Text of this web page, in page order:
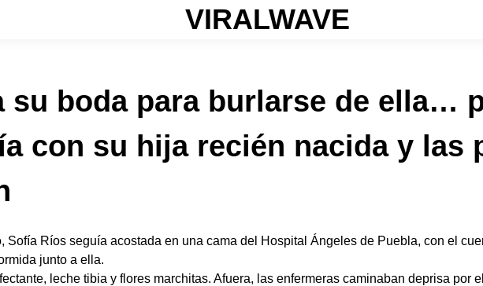
VIRALWAVE
su boda para burlarse de ella…
con su hija recién nacida y las
Sofía Ríos seguía acostada en una cama del Hospital Ángeles de Puebla, con el
junto a ella.
leche tibia y flores marchitas. Afuera, las enfermeras caminaban deprisa por